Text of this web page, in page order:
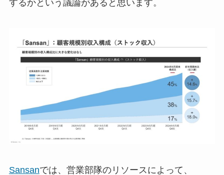
するかという議論があると思います。
Sansanでは、営業部隊のリソースによって、